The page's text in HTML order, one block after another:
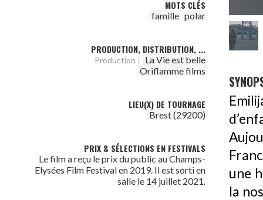
MOTS CLÉS
famille polar
PRODUCTION, DISTRIBUTION, ...
Production :
La Vie est belle
Oriflamme films
LIEU(X) DE TOURNAGE
Brest (29200)
PRIX & SÉLECTIONS EN FESTIVALS
Le film a reçu le prix du public au Champs-
Elysées Film Festival en 2019. Il est sorti en
salle le 14 juillet 2021.
une
la